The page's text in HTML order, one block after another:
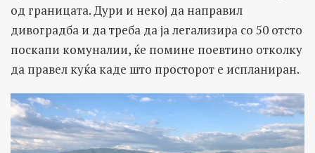
од границата. Дури и некој да направил
дивоградба и да треба да ја легализира со 50 отсто
поскапи комуналии, ќе помине поевтино отколку
да правел куќа каде што просторот е испланиран.